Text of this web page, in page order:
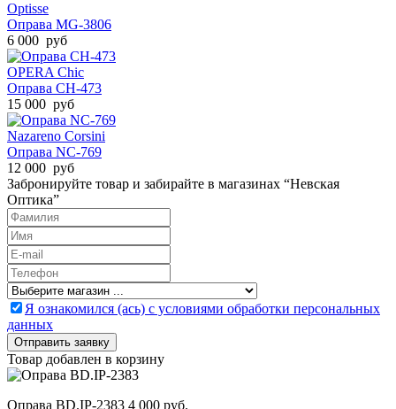
Optisse
Оправа MG-3806
6 000 руб
OPERA Chic
Оправа CH-473
15 000 руб
Nazareno Corsini
Оправа NC-769
12 000 руб
Забронируйте товар и забирайте в магазинах “Невская
Оптика”
Я ознакомился (ась) с условиями обработки персональных
данных
Товар добавлен в корзину
Оправа BD.IP-2383 4 000 руб.